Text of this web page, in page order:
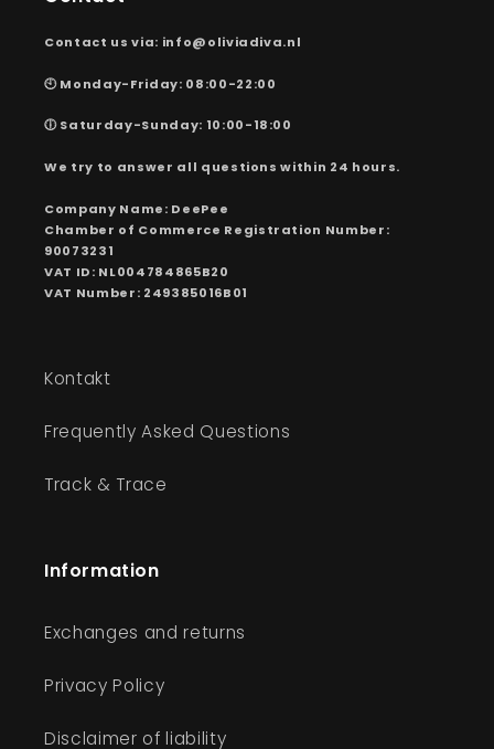
Contact us via: info@oliviadiva.nl
🕙 Monday-Friday: 08:00-22:00
🕕 Saturday-Sunday: 10:00-18:00
We try to answer all questions within 24 hours.
Company Name: DeePee
Chamber of Commerce Registration Number:
90073231
VAT ID: NL004784865B20
VAT Number: 249385016B01
Kontakt
Frequently Asked Questions
Track & Trace
Information
Exchanges and returns
Privacy Policy
Disclaimer of liability